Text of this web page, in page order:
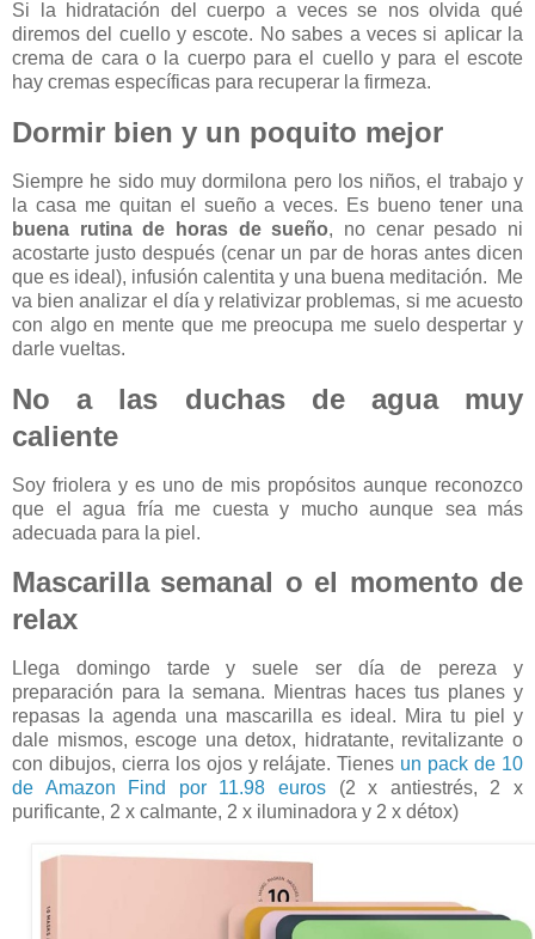
Si la hidratación del cuerpo a veces se nos olvida qué
diremos del cuello y escote. No sabes a veces si aplicar la
crema de cara o la cuerpo para el cuello y para el escote
hay cremas específicas para recuperar la firmeza.
Dormir bien y un poquito mejor
Siempre he sido muy dormilona pero los niños, el trabajo y
la casa me quitan el sueño a veces. Es bueno tener una
buena rutina de horas de sueño, no cenar pesado ni
acostarte justo después (cenar un par de horas antes dicen
que es ideal), infusión calentita y una buena meditación. Me
va bien analizar el día y relativizar problemas, si me acuesto
con algo en mente que me preocupa me suelo despertar y
darle vueltas.
No a las duchas de agua muy
caliente
Soy friolera y es uno de mis propósitos aunque reconozco
que el agua fría me cuesta y mucho aunque sea más
adecuada para la piel.
Mascarilla semanal o el momento de
relax
Llega domingo tarde y suele ser día de pereza y
preparación para la semana. Mientras haces tus planes y
repasas la agenda una mascarilla es ideal. Mira tu piel y
dale mismos, escoge una detox, hidratante, revitalizante o
con dibujos, cierra los ojos y relájate. Tienes un pack de 10
de Amazon Find por 11.98 euros (2 x antiestrés, 2 x
purificante, 2 x calmante, 2 x iluminadora y 2 x détox)